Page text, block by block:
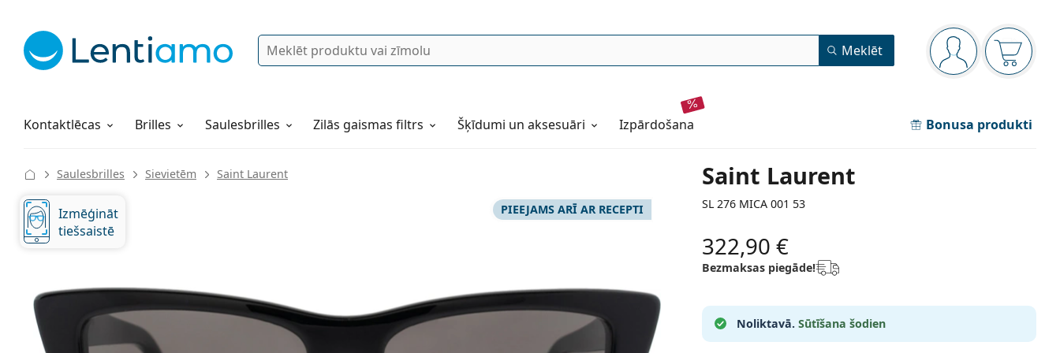
Navigācijas izvēlne
Jūs esat pieteicies
Meklēt Meklēt
Kontaktlēcas
Lēcu šķidrumi Brilles Saulesbrilles Zilās gaismas filtrs Šķīdumi un aksesuāri izpārdošana Bonusa produkti
Viss par iepirkšanos pie mums
Saint Laurent
SL 276 MICA 001 53
Saulesbrilles Sievietēm Saint Laurent
PIEEJAMS ARĪ AR RECEPTI
Izmēģināt
tiešsaistē
322,90 €
Bezmaksas piegāde!
Noliktavā. Sūtīšana šodien